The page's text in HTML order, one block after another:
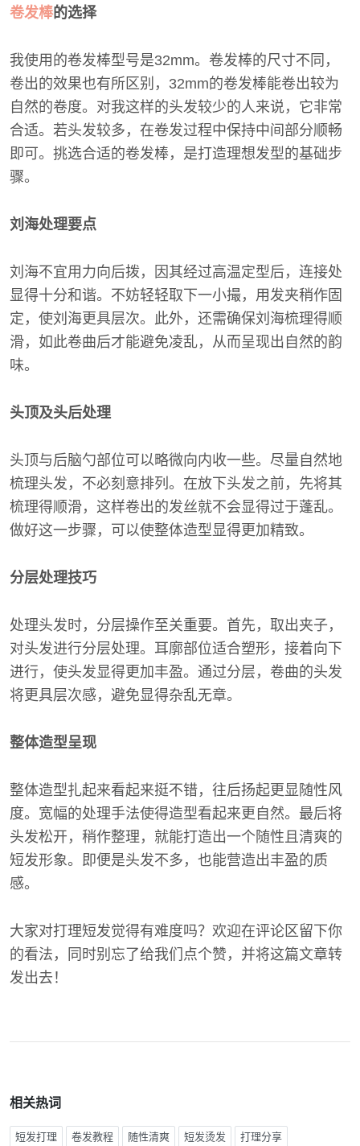
卷发棒的选择
我使用的卷发棒型号是32mm。卷发棒的尺寸不同，
卷出的效果也有所区别，32mm的卷发棒能卷出较为
自然的卷度。对我这样的头发较少的人来说，它非常
合适。若头发较多，在卷发过程中保持中间部分顺畅
即可。挑选合适的卷发棒，是打造理想发型的基础步
骤。
刘海处理要点
刘海不宜用力向后拨，因其经过高温定型后，连接处
显得十分和谐。不妨轻轻取下一小撮，用发夹稍作固
定，使刘海更具层次。此外，还需确保刘海梳理得顺
滑，如此卷曲后才能避免凌乱，从而呈现出自然的韵
味。
头顶及头后处理
头顶与后脑勺部位可以略微向内收一些。尽量自然地
梳理头发，不必刻意排列。在放下头发之前，先将其
梳理得顺滑，这样卷出的发丝就不会显得过于蓬乱。
做好这一步骤，可以使整体造型显得更加精致。
分层处理技巧
处理头发时，分层操作至关重要。首先，取出夹子，
对头发进行分层处理。耳廓部位适合塑形，接着向下
进行，使头发显得更加丰盈。通过分层，卷曲的头发
将更具层次感，避免显得杂乱无章。
整体造型呈现
整体造型扎起来看起来挺不错，往后扬起更显随性风
度。宽幅的处理手法使得造型看起来更自然。最后将
头发松开，稍作整理，就能打造出一个随性且清爽的
短发形象。即便是头发不多，也能营造出丰盈的质
感。
大家对打理短发觉得有难度吗？欢迎在评论区留下你
的看法，同时别忘了给我们点个赞，并将这篇文章转
发出去！
相关热词
短发打理 卷发教程 随性清爽 短发烫发 打理分享